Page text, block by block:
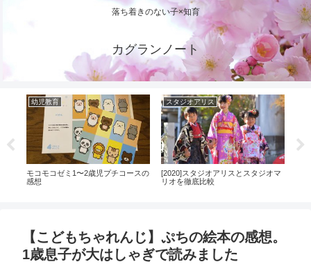
落ち着きのない子×知育
カグランノート
幼児教育
モコモコゼミ1〜2歳児プチコースの
感想
スタジオアリス
[2020]スタジオアリスとスタジオマ
リオを徹底比較
【こどもちゃれんじ】ぷちの絵本の感想。
1歳息子が大はしゃぎで読みました